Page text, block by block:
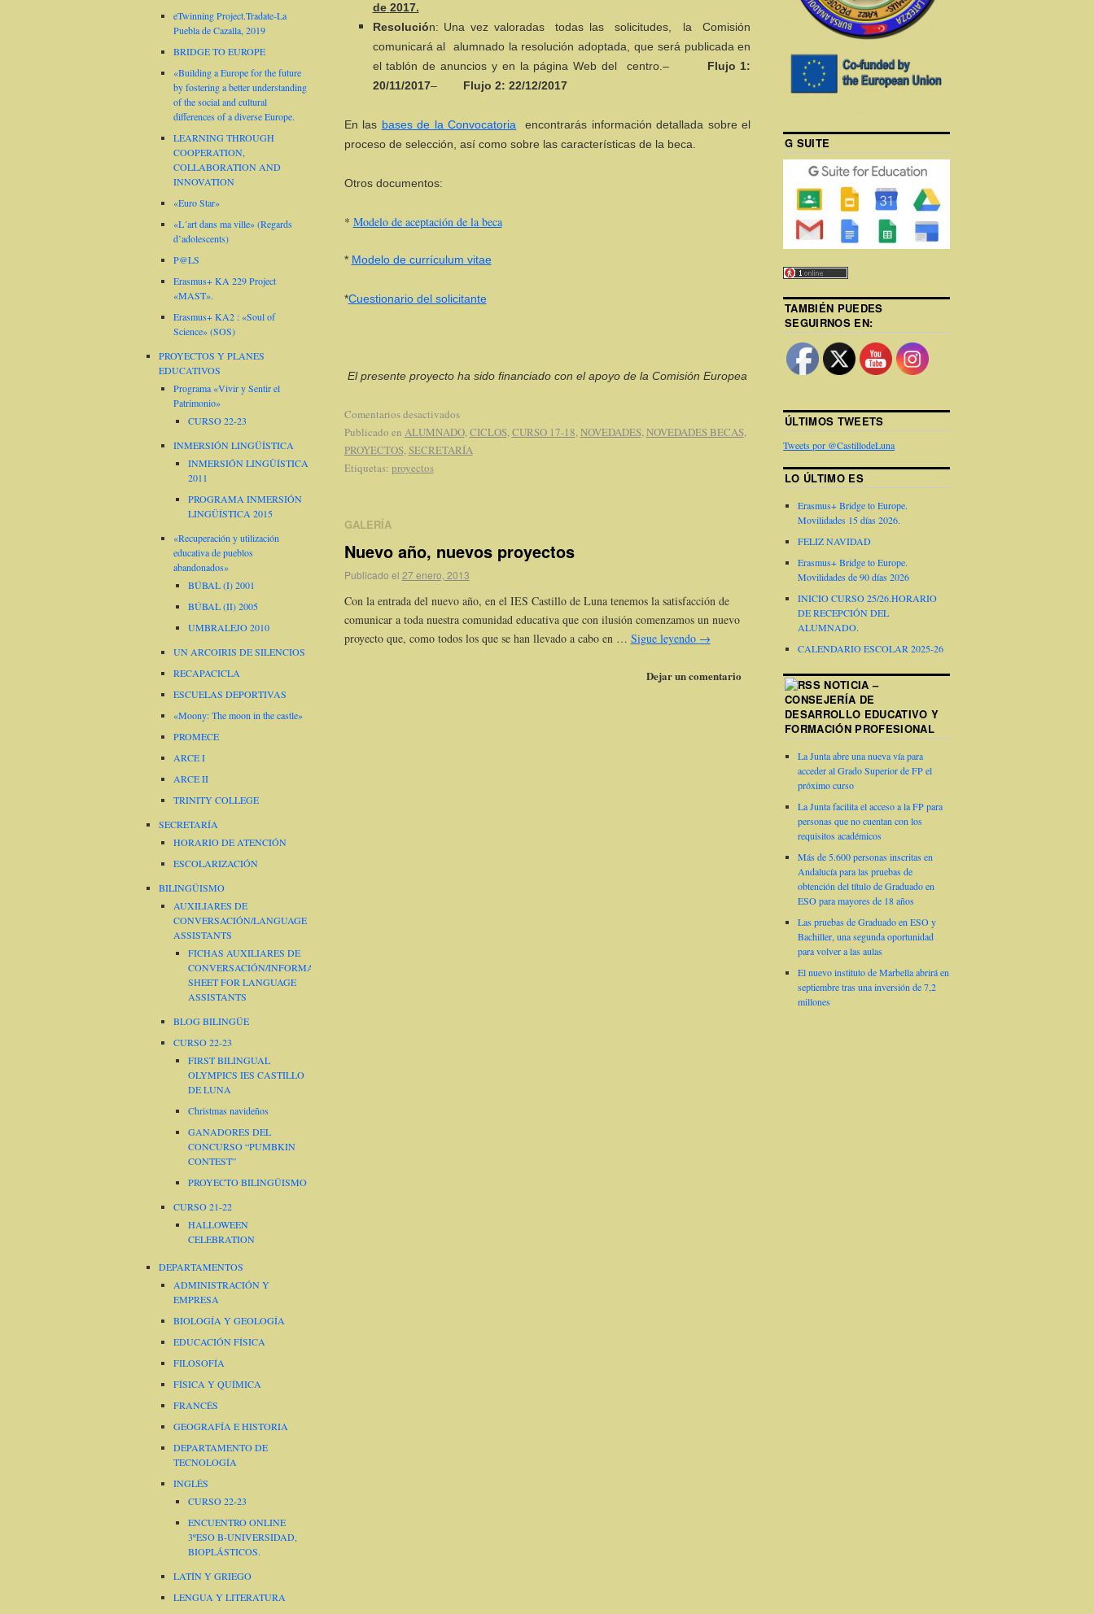
de 2017.
Resolución: Una vez valoradas todas las solicitudes, la Comisión
comunicará al alumnado la resolución adoptada, que será publicada en
el tablón de anuncios y en la página Web del centro.– Flujo 1:
20/11/2017– Flujo 2: 22/12/2017
En las bases de la Convocatoria encontrarás información detallada sobre el
proceso de selección, así como sobre las características de la beca.
Otros documentos:
* Modelo de aceptación de la beca
* Modelo de currículum vitae
*Cuestionario del solicitante
El presente proyecto ha sido financiado con el apoyo de la Comisión Europea
Comentarios desactivados
Publicado en ALUMNADO, CICLOS, CURSO 17-18 NOVEDADES, NOVEDADES BECAS,
PROYECTOS, SECRETARÍA
Etiquetas: proyectos
GALERÍA
Nuevo año, nuevos proyectos
Publicado el 27 enero, 2013
Con la entrada del nuevo año, en el IES Castillo de Luna tenemos la satisfacción de
comunicar a toda nuestra comunidad educativa que con ilusión comenzamos un nuevo
proyecto que, como todos los que se han llevado a cabo en … Sigue leyendo →
Dejar un comentario
eTwinning Project.Tradate-La
Puebla de Cazalla, 2019
BRIDGE TO EUROPE
«Building a Europe for the future
by fostering a better understanding
of the social and cultural
differences of a diverse Europe.
LEARNING THROUGH
COOPERATION,
COLLABORATION AND
INNOVATION
«Euro Star»
«L´art dans ma ville» (Regards
d’adolescents)
P@LS
Erasmus+ KA 229 Project
«MAST».
Erasmus+ KA2 : «Soul of
Science» (SOS)
PROYECTOS Y PLANES
EDUCATIVOS
Programa «Vivir y Sentir el
Patrimonio»
CURSO 22-23
INMERSIÓN LINGÜÍSTICA
INMERSIÓN LINGÜÍSTICA
2011
PROGRAMA INMERSIÓN
LINGÜÍSTICA 2015
«Recuperación y utilización
educativa de pueblos
abandonados»
BÚBAL (I) 2001
BÚBAL (II) 2005
UMBRALEJO 2010
UN ARCOIRIS DE SILENCIOS
RECAPACICLA
ESCUELAS DEPORTIVAS
«Moony: The moon in the castle»
PROMECE
ARCE I
ARCE II
TRINITY COLLEGE
SECRETARÍA
HORARIO DE ATENCIÓN
ESCOLARIZACIÓN
BILINGÜISMO
AUXILIARES DE
CONVERSACIÓN/LANGUAGE
ASSISTANTS
FICHAS AUXILIARES DE
CONVERSACIÓN/INFORMATION
SHEET FOR LANGUAGE
ASSISTANTS
BLOG BILINGÜE
CURSO 22-23
FIRST BILINGUAL
OLYMPICS IES CASTILLO
DE LUNA
Christmas navideños
GANADORES DEL
CONCURSO “PUMBKIN
CONTEST”
PROYECTO BILINGÜISMO
CURSO 21-22
HALLOWEEN
CELEBRATION
DEPARTAMENTOS
ADMINISTRACIÓN Y
EMPRESA
BIOLOGÍA Y GEOLOGÍA
EDUCACIÓN FÍSICA
FILOSOFÍA
FÍSICA Y QUÍMICA
FRANCÉS
GEOGRAFÍA E HISTORIA
DEPARTAMENTO DE
TECNOLOGÍA
INGLÉS
CURSO 22-23
ENCUENTRO ONLINE
3ºESO B-UNIVERSIDAD,
BIOPLÁSTICOS.
LATÍN Y GRIEGO
LENGUA Y LITERATURA
G SUITE
TAMBIÉN PUEDES
SEGUIRNOS EN:
ÚLTIMOS TWEETS
Tweets por @CastillodeLuna
LO ÚLTIMO ES
Erasmus+ Bridge to Europe.
Movilidades 15 días 2026.
FELIZ NAVIDAD
Erasmus+ Bridge to Europe.
Movilidades de 90 días 2026
INICIO CURSO 25/26.HORARIO
DE RECEPCIÓN DEL
ALUMNADO.
CALENDARIO ESCOLAR 2025-26
NOTICIA –
CONSEJERÍA DE
DESARROLLO EDUCATIVO Y
FORMACIÓN PROFESIONAL
La Junta abre una nueva vía para
acceder al Grado Superior de FP el
próximo curso
La Junta facilita el acceso a la FP para
personas que no cuentan con los
requisitos académicos
Más de 5.600 personas inscritas en
Andalucía para las pruebas de
obtención del título de Graduado en
ESO para mayores de 18 años
Las pruebas de Graduado en ESO y
Bachiller, una segunda oportunidad
para volver a las aulas
El nuevo instituto de Marbella abrirá en
septiembre tras una inversión de 7,2
millones